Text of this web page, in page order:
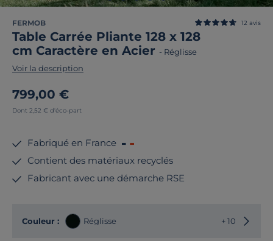
FERMOB
Table Carrée Pliante 128 x 128
cm Caractère en Acier - Réglisse
12 avis
Voir la description
799,00 €
Dont 2,52 € d'éco-part
Fabriqué en France
Contient des matériaux recyclés
Fabricant avec une démarche RSE
Couleur : Réglisse + 10